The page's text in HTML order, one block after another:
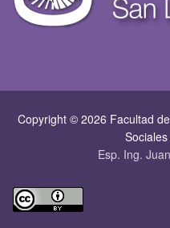
Copyright © 2026 Facultad
Esp. Ing.